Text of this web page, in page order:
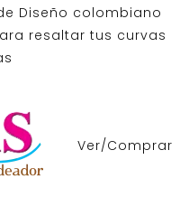
Diseño colombiano
resaltar tus curvas
Ver/Comprar